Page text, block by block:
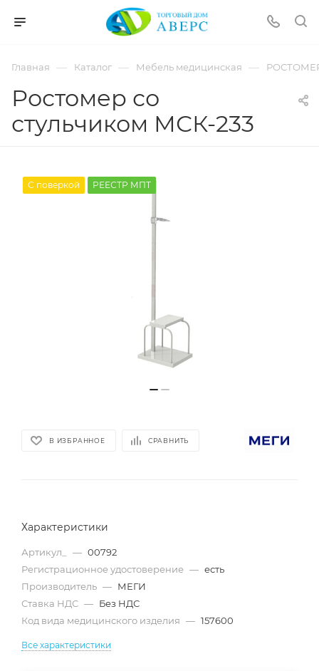
Главная — Каталог — Мебель медицинская —
Ростомер со
стульчиком МСК-233
С поверкой РЕЕСТР МПТ
В ИЗБРАННОЕ СРАВНИТЬ
Характеристики
Артикул_ — 00792
Регистрационное удостоверение — есть
Производитель — МЕГИ
Ставка НДС — Без НДС
Код вида медицинского изделия — 157600
Все характеристики
pornspider.info
xnxx